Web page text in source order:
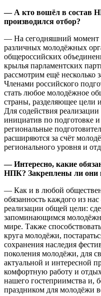
— А кто вошёл в состав
производился отбор?
— На сегодняшний момент
различных молодёжных
общероссийских
крылья парламентских
рассмотрим ещё
Членами российского
стать любое молодёжное
страны, разделяющее цели
Для содействия
инициатив по подготовке
региональные
расширяются за счёт
регионального уровня и
— Интересно, какие
НПК? Закреплены ли они
— Как и в любой
обязанность каждого из
реализации общей цели:
запоминающимся
мире. Также
круга молодёжи,
сохранения наследия
поколения молодёжи, для
актуальной и интересной
комфортную работу и
нашего гостеприимства и,
праздником для молодёжи